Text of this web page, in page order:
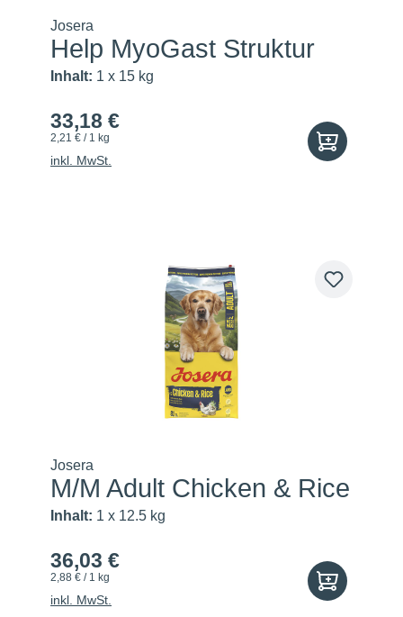
Josera
Help MyoGast Struktur
Inhalt: 1 x 15 kg
33,18 €
2,21 € / 1 kg
inkl. MwSt.
Josera
M/M Adult Chicken & Rice
Inhalt: 1 x 12.5 kg
36,03 €
2,88 € / 1 kg
inkl. MwSt.